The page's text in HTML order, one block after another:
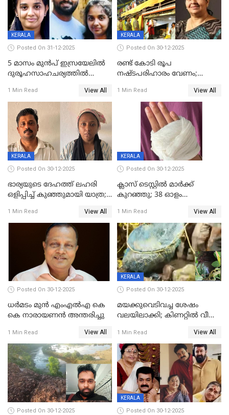
KERALA
Posted On 31-12-2025
5 മാസം മുൻപ് ഇസ്രയേലിൽ
ദുരൂഹസാഹചര്യത്തിൽ
മലയാളി യുവാവിന്റെ ഭാര്യയും
മരിച്ചു
1 Min Read View All
KERALA
Posted On 30-12-2025
രണ്ട് കോടി രൂപ
നഷ്ടപരിഹാരം വേണം;
നോട്ടീസയച്ച് ഉമാ തോമസ്
1 Min Read View All
KERALA
Posted On 30-12-2025
ഭാര്യയുടെ ദേഹത്ത് ലഹരി
ഒളിപ്പിച്ച് കുഞ്ഞുമായി യാത്ര;
പിടികൂടി പൊലീസ്
1 Min Read View All
KERALA
Posted On 30-12-2025
ക്ലാസ് ടെസ്റ്റിൽ മാർക്ക്
കുറഞ്ഞു; 38 ഓളം
സെന്ററിലെ അധ്യാപകന്‍
മർദിച്ചതായി പരാതി
1 Min Read View All
Posted On 30-12-2025
ധർമടം മുൻ എംഎല്‍എ കെ
കെ നാരായണന്‍ അന്തരിച്ചു
1 Min Read View All
KERALA
Posted On 30-12-2025
മയക്കുവെടിവച്ച ശേഷം
വലയിലാക്കി; കിണറ്റിൽ വീണ
1 Min Read View All
Posted On 30-12-2025
KERALA
Posted On 30-12-2025